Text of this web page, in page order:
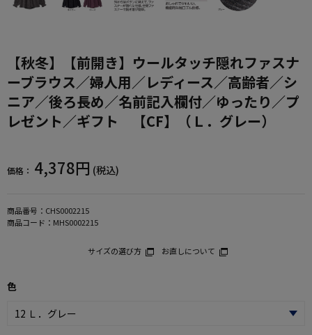
【秋冬】【前開き】ウールタッチ隠れファスナ
ーブラウス／婦人用／レディース／高齢者／シ
ニア／後ろ長め／名前記入欄付／ゆったり／プ
レゼント／ギフト 【CF】（Ｌ．グレー）
価格： 4,378円 (税込)
商品番号： CHS0002215
商品コード： MHS0002215
サイズの選び方 お直しについて
色